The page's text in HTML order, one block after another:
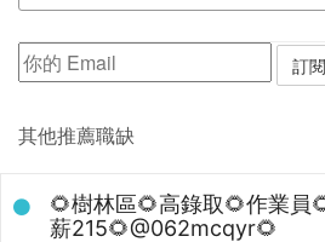
其他推薦職缺
🌻樹林區🌻高錄取🌻作業員
薪215🌻@062mcqyr🌻